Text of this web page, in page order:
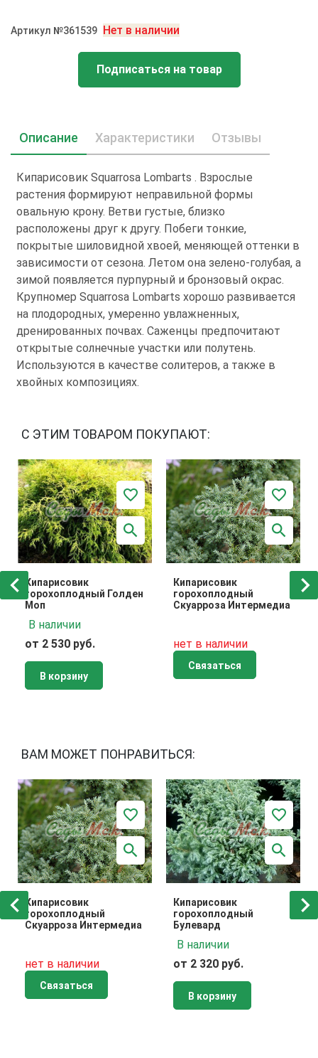
Артикул №361539 Нет в наличии
Подписаться на товар
Описание Характеристики Отзывы
Кипарисовик Squarrosa Lombarts . Взрослые
растения формируют неправильной формы
овальную крону. Ветви густые, близко
расположены друг к другу. Побеги тонкие,
покрытые шиловидной хвоей, меняющей оттенки в
зависимости от сезона. Летом она зелено-голубая, а
зимой появляется пурпурный и бронзовый окрас.
Крупномер Squarrosa Lombarts хорошо развивается
на плодородных, умеренно увлажненных,
дренированных почвах. Саженцы предпочитают
открытые солнечные участки или полутень.
Используются в качестве солитеров, а также в
хвойных композициях.
С ЭТИМ ТОВАРОМ ПОКУПАЮТ:
Кипарисовик
горохоплодный Голден
Моп
В наличии
от 2 530 руб.
В корзину
Кипарисовик
горохоплодный
Скуарроза Интермедиа
нет в наличии
Связаться
ВАМ МОЖЕТ ПОНРАВИТЬСЯ:
Кипарисовик
горохоплодный
Скуарроза Интермедиа
нет в наличии
Связаться
Кипарисовик
горохоплодный
Булевард
В наличии
от 2 320 руб.
В корзину